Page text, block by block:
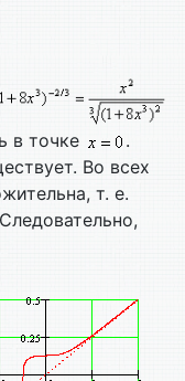
в точке
.
Во всех
т. е.